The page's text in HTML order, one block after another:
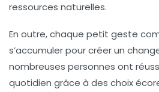
ressources naturelles.
En outre, chaque petit geste
s’accumuler pour créer un
nombreuses personnes ont
quotidien grâce à des choix